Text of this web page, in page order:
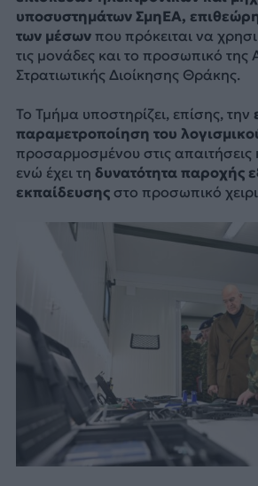
υποσυστημάτων ΣμηΕΑ,
των μέσωνπου πρόκειται να
τις μονάδες και το προσωπικό της
Στρατιωτικής Διοίκησης Θράκης.
Το Τμήμα υποστηρίζει, επίσης, την
παραμετροποίηση του
προσαρμοσμένου στις
ενώ έχει τη δυνατότητα παροχής
εκπαίδευσηςστο προσωπικό